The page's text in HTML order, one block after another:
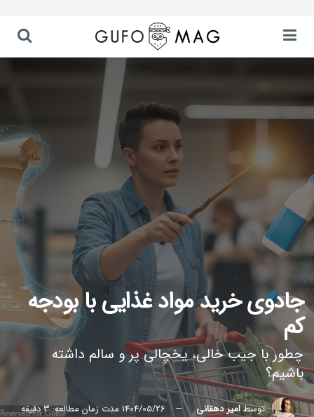
جادوی خرید مواد غذایی با بودجه
کم
چطور با جیب خالی، یخچالی پر و سالم داشته
باشیم؟
توسطامیر دهقانی 1404/05/26 مدت زمان مطالعه: 3 دقیقه